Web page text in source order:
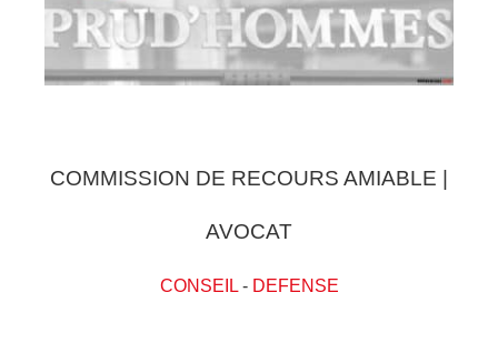
COMMISSION DE RECOURS AMIABLE |
AVOCAT
CONSEIL- DEFENSE